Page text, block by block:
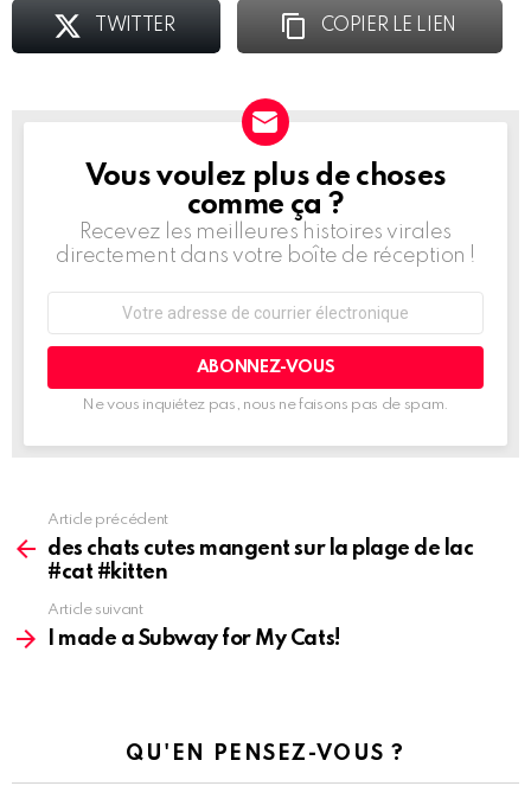
TWITTER COPIER LE LIEN
BULLETIN
D'INFORMATION
Vous voulez plus de choses
comme ça ?
Recevez les meilleures histoires virales
directement dans votre boîte de réception !
courrier
Ne vous inquiétez pas, nous ne faisons pas de spam.
Voir
plus
d'informations
Article précédent
des chats cutes mangent sur la plage de lac
#cat #kitten
Article suivant
I made a Subway for My Cats!
QU'EN PENSEZ-VOUS ?